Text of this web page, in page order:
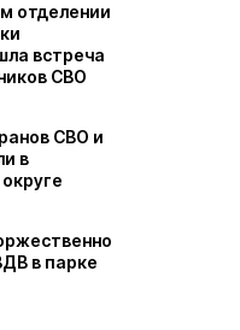
отделении
встреча
СВО
СВО и
в
в парке